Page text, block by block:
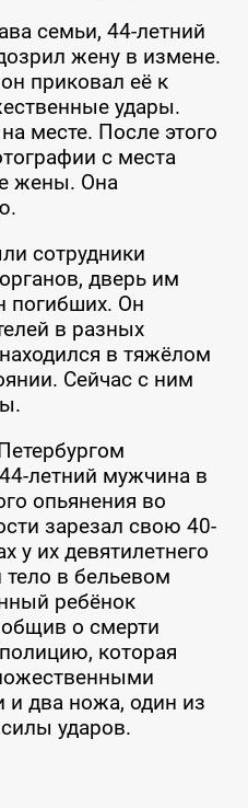
семьи, 44-летний
жену в измене.
приковал её к
удары.
месте. После этого
с места
жены. Она
сотрудники
дверь им
погибших. Он
в разных
в тяжёлом
Сейчас с ним
летний мужчина в
опьянения во
зарезал свою 40-
у их девятилетнего
тело в бельевом
ребёнок
о смерти
которая
два ножа, один из
ударов.